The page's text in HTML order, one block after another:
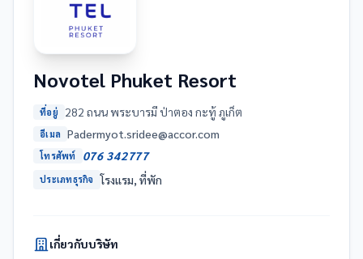
Novotel Phuket Resort
ที่อยู่ 282 ถนน พระบารมี ป่าตอง กะทู้ ภูเก็ต
อีเมล moc.rocca@eedirs.toymredaP
โทรศัพท์ 076 342777
ประเภทธุรกิจ โรงแรม, ที่พัก
เกี่ยวกับบริษัท